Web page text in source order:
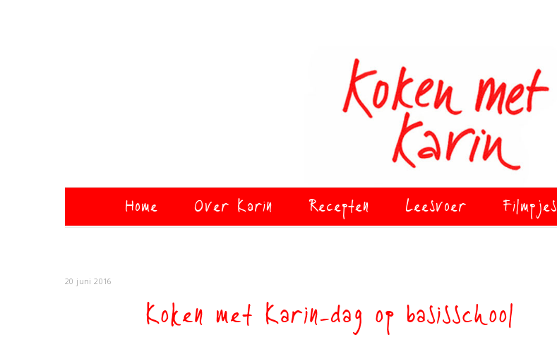
Home Over Karin Recepten Leesvoer Filmpjes
20 juni 2016
Koken met Karin-dag op basisschool